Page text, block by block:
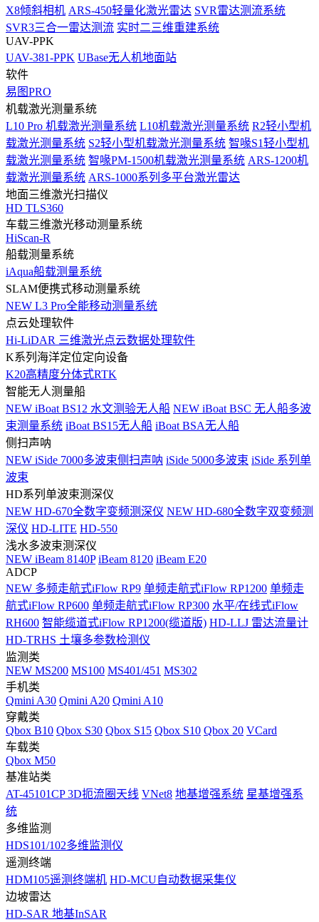
X8倾斜相机 ARS-450轻量化激光雷达 SVR雷达测流系统
SVR3三合一雷达测流 实时二三维重建系统
UAV-PPK
UAV-381-PPK UBase无人机地面站
软件
易图PRO
机载激光测量系统
L10 Pro 机载激光测量系统 L10机载激光测量系统 R2轻小型机
载激光测量系统 S2轻小型机载激光测量系统 智喙S1轻小型机
载激光测量系统 智喙PM-1500机载激光测量系统 ARS-1200机
载激光测量系统 ARS-1000系列多平台激光雷达
地面三维激光扫描仪
HD TLS360
车载三维激光移动测量系统
HiScan-R
船载测量系统
iAqua船载测量系统
SLAM便携式移动测量系统
NEW L3 Pro全能移动测量系统
点云处理软件
Hi-LiDAR 三维激光点云数据处理软件
K系列海洋定位定向设备
K20高精度分体式RTK
智能无人测量船
NEW iBoat BS12 水文测验无人船 NEW iBoat BSC 无人船多波
束测量系统 iBoat BS15无人船 iBoat BSA无人船
侧扫声呐
NEW iSide 7000多波束侧扫声呐 iSide 5000多波束 iSide 系列单
波束
HD系列单波束测深仪
NEW HD-670全数字变频测深仪 NEW HD-680全数字双变频测
深仪 HD-LITE HD-550
浅水多波束测深仪
NEW iBeam 8140P iBeam 8120 iBeam E20
ADCP
NEW 多频走航式iFlow RP9 单频走航式iFlow RP1200 单频走
航式iFlow RP600 单频走航式iFlow RP300 水平/在线式iFlow
RH600 智能缆道式iFlow RP1200(缆道版) HD-LLJ 雷达流量计
HD-TRHS 土壤多参数检测仪
监测类
NEW MS200 MS100 MS401/451 MS302
手机类
Qmini A30 Qmini A20 Qmini A10
穿戴类
Qbox B10 Qbox S30 Qbox S15 Qbox S10 Qbox 20 VCard
车载类
Qbox M50
基准站类
AT-45101CP 3D扼流圈天线 VNet8 地基增强系统 星基增强系
统
多维监测
HDS101/102多维监测仪
遥测终端
HDM105遥测终端机 HD-MCU自动数据采集仪
边坡雷达
HD-SAR 地基InSAR